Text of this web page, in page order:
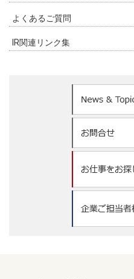
よくあるご質問
IR関連リンク集